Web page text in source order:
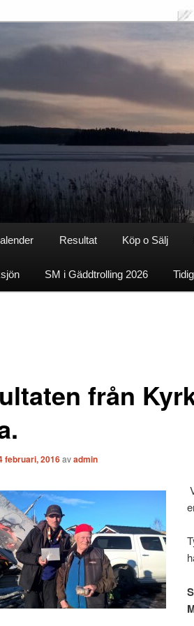
Resultat Köp o Sälj
SM i Gäddtrolling 2026
från
februari, 2016avadmin